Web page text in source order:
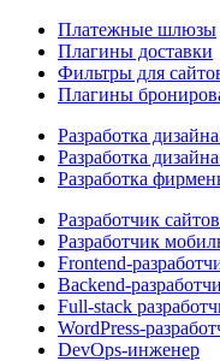
Платежные шлюзы
Плагины доставки
Фильтры для
Плагины
Разработка
Разработка
Разработка
Разработчик сайтов
Разработчик
Frontend-
Backend-
Full-stack
WordPress-
DevOps-инженер